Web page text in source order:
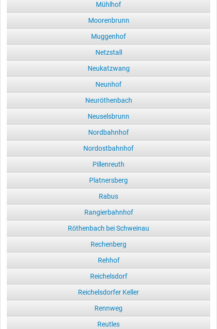
Mühlhof
Moorenbrunn
Muggenhof
Netzstall
Neukatzwang
Neunhof
Neuröthenbach
Neuselsbrunn
Nordbahnhof
Nordostbahnhof
Pillenreuth
Platnersberg
Rabus
Rangierbahnhof
Röthenbach bei Schweinau
Rechenberg
Rehhof
Reichelsdorf
Reichelsdorfer Keller
Rennweg
Reutles